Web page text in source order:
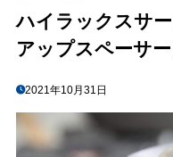
ハイラックスサ
アップスペーサ
2021年10月31日